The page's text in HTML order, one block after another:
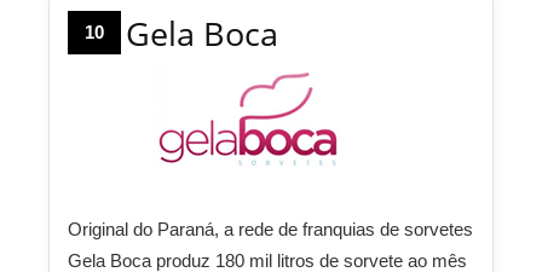
10 Gela Boca
Original do Paraná, a rede de franquias de sorvetes
Gela Boca produz 180 mil litros de sorvete ao mês